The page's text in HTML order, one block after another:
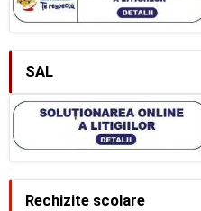
SAL
Rechizite scolare